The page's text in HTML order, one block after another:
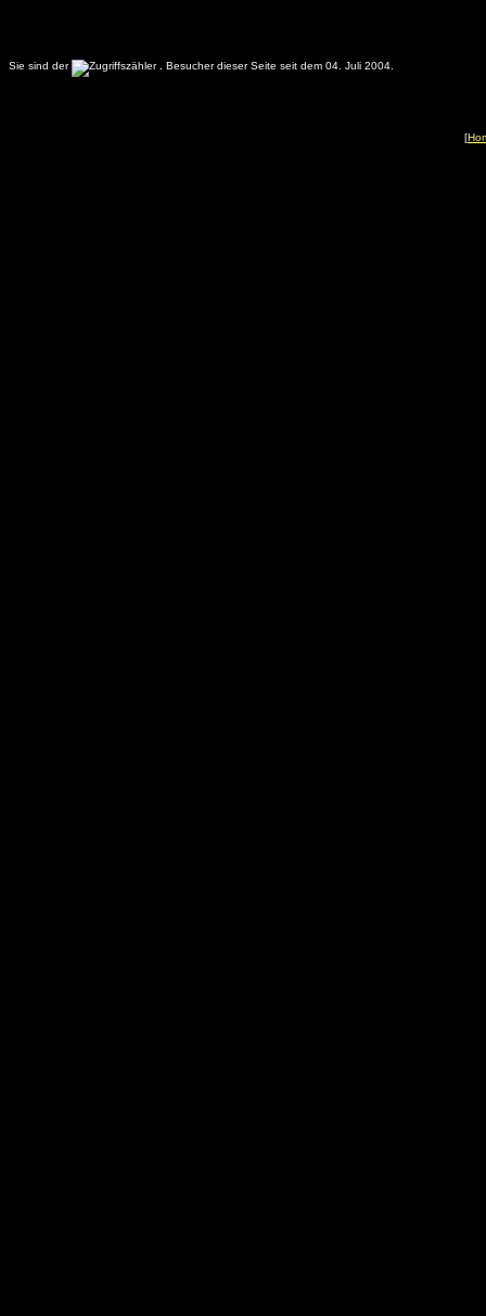
Sie sind der . Besucher dieser Seite seit dem 04. Juli 2004.
[